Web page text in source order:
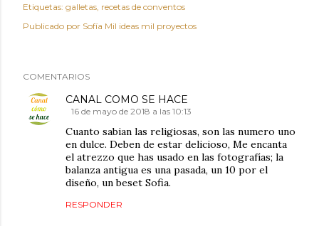
Etiquetas: galletas recetas de conventos
Publicado por Sofía Mil ideas mil proyectos
COMENTARIOS
CANAL COMO SE HACE
16 de mayo de 2018 a las 10:13
Cuanto sabian las religiosas, son las numero uno
en dulce. Deben de estar delicioso, Me encanta
el atrezzo que has usado en las fotografías; la
balanza antigua es una pasada, un 10 por el
diseño, un beset Sofia.
RESPONDER